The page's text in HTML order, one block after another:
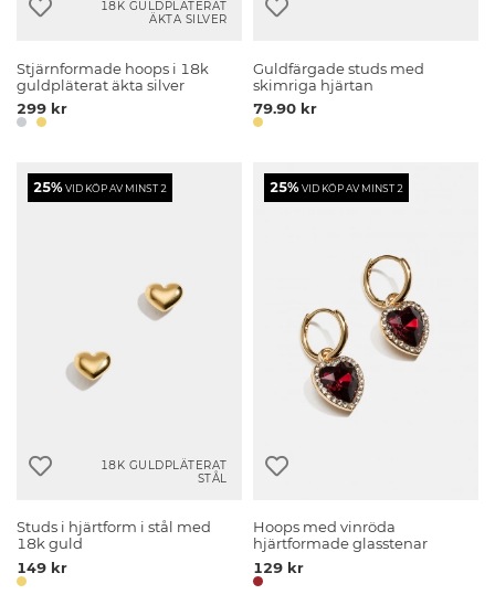
18K GULDPLÄTERAT
ÄKTA SILVER
Stjärnformade hoops i 18k
guldpläterat äkta silver
299 kr
Guldfärgade studs med
skimriga hjärtan
79.90 kr
25%VID KÖP AV MINST 2
18K GULDPLÄTERAT
STÅL
Studs i hjärtform i stål med
18k guld
149 kr
25%VID KÖP AV MINST 2
Hoops med vinröda
hjärtformade glasstenar
129 kr